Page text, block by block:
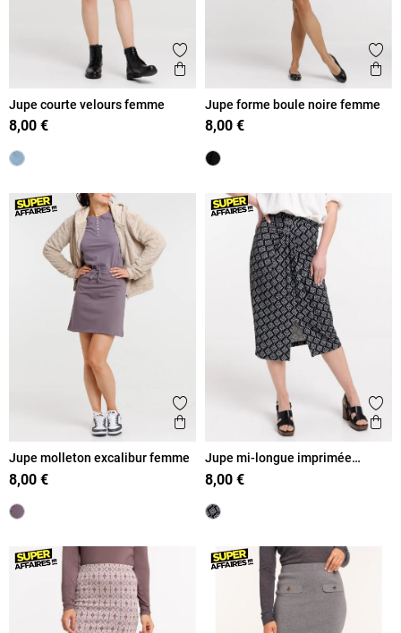
Ajouter aux favoris
Aperçu rapide
Jupe courte velours femme
8,00 €
Jupe forme boule noire femme
8,00 €
Ajouter aux favoris
Aperçu rapide
Jupe molleton excalibur femme
8,00 €
Jupe mi-longue imprimée
femme
8,00 €